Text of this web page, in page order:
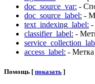
doc_source_var: -
doc_source_label: -
text_indexing_label: -
classifier_label: -
access_label: - Метка
Помощь [ показать ]